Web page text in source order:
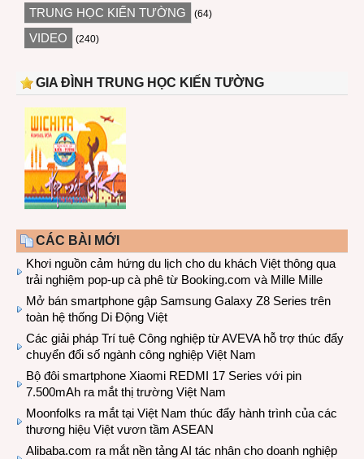
TRUNG HỌC KIẾN TƯỜNG (64)
VIDEO (240)
GIA ĐÌNH TRUNG HỌC KIẾN TƯỜNG
CÁC BÀI MỚI
Khơi nguồn cảm hứng du lịch cho du khách Việt thông qua
trải nghiệm pop-up cà phê từ Booking.com và Mille Mille
Mở bán smartphone gập Samsung Galaxy Z8 Series trên
toàn hệ thống Di Động Việt
Các giải pháp Trí tuệ Công nghiệp từ AVEVA hỗ trợ thúc đẩy
chuyển đổi số ngành công nghiệp Việt Nam
Bộ đôi smartphone Xiaomi REDMI 17 Series với pin
7.500mAh ra mắt thị trường Việt Nam
Moonfolks ra mắt tại Việt Nam thúc đẩy hành trình của các
thương hiệu Việt vươn tầm ASEAN
Alibaba.com ra mắt nền tảng AI tác nhân cho doanh nghiệp